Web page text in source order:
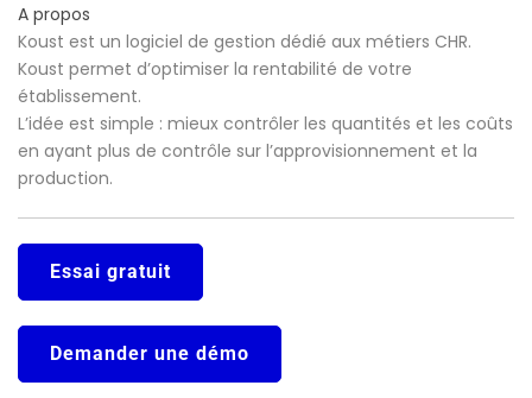
A propos
Koust est un logiciel de gestion dédié aux métiers CHR.
Koust permet d’optimiser la rentabilité de votre
établissement.
L’idée est simple : mieux contrôler les quantités et les coûts
en ayant plus de contrôle sur l’approvisionnement et la
production.
Essai gratuit
Demander une démo